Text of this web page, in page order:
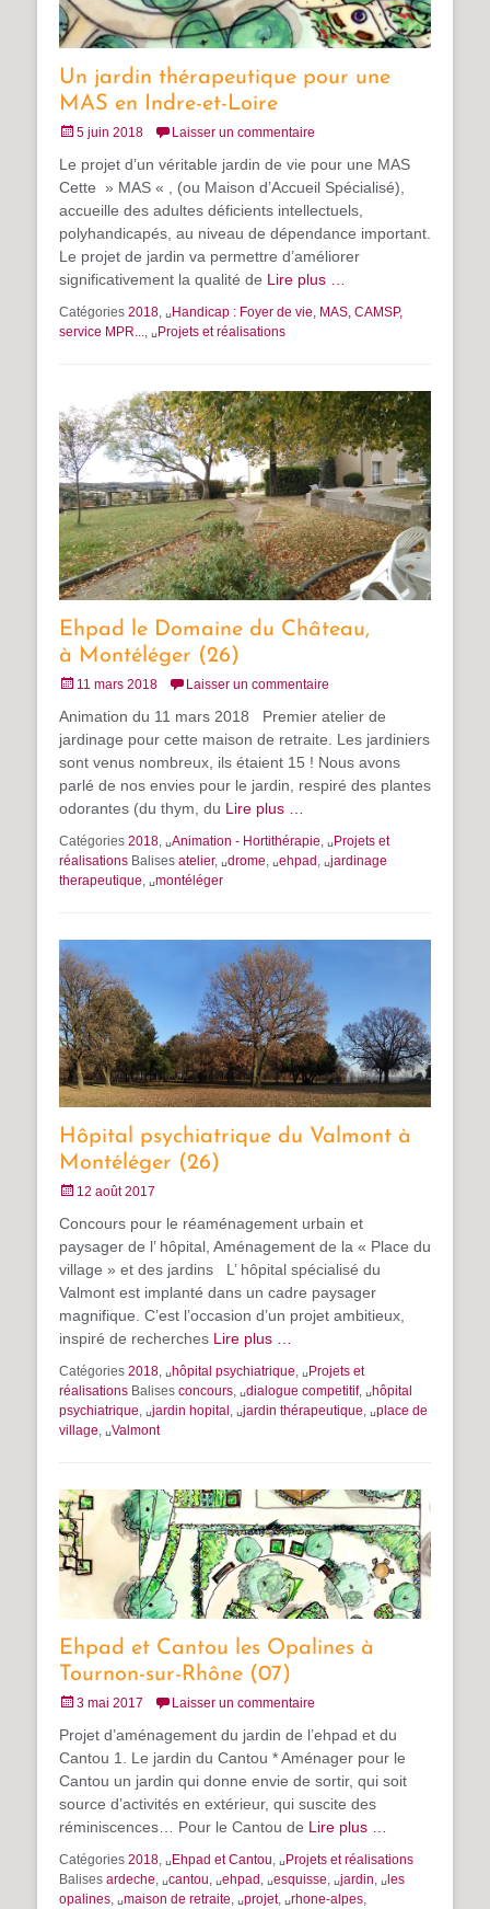
Un jardin thérapeutique pour une
MAS en Indre-et-Loire
Posté5 juin 2018 Laisser un commentaire
Le projet d’un véritable jardin de vie pour une MAS
Cette » MAS « , (ou Maison d’Accueil Spécialisé),
accueille des adultes déficients intellectuels,
polyhandicapés, au niveau de dépendance important.
Le projet de jardin va permettre d’améliorer
significativement la qualité de Lire plus …
Catégories 2018 , ␣Handicap : Foyer de vie, MAS, CAMSP,
service MPR...
, ␣Projets et réalisations
Ehpad le Domaine du Château,
à Montéléger (26)
Posté11 mars 2018 Laisser un commentaire
Animation du 11 mars 2018 Premier atelier de
jardinage pour cette maison de retraite. Les jardiniers
sont venus nombreux, ils étaient 15 ! Nous avons
parlé de nos envies pour le jardin, respiré des plantes
odorantes (du thym, du Lire plus …
Catégories 2018, ␣Animation - Hortithérapie, ␣Projets et
réalisations Balises atelier, ␣drome, ␣ehpad , ␣jardinage
therapeutique, ␣montéléger
Hôpital psychiatrique du Valmont à
Montéléger (26)
Posté12 août 2017
Concours pour le réaménagement urbain et
paysager de l’ hôpital, Aménagement de la « Place du
village » et des jardins L’ hôpital spécialisé du
Valmont est implanté dans un cadre paysager
magnifique. C’est l’occasion d’un projet ambitieux,
inspiré de recherches Lire plus …
Catégories 2018, ␣hôpital psychiatrique, ␣Projets et
réalisations Balises concours, ␣dialogue competitif, ␣hôpital
psychiatrique, ␣jardin hopital , ␣jardin thérapeutique, ␣place de
village, ␣Valmont
Ehpad et Cantou les Opalines à
Tournon-sur-Rhône (07)
Posté3 mai 2017 Laisser un commentaire
Projet d’aménagement du jardin de l’ehpad et du
Cantou 1. Le jardin du Cantou * Aménager pour le
Cantou un jardin qui donne envie de sortir, qui soit
source d’activités en extérieur, qui suscite des
réminiscences… Pour le Cantou de Lire plus …
Catégories 2018, ␣Ehpad et Cantou, ␣Projets et réalisations
Balises ardeche, ␣cantou, ␣ehpad , ␣esquisse, ␣jardin, ␣ les
opalines, ␣maison de retraite, ␣projet, ␣rhone-alpes,